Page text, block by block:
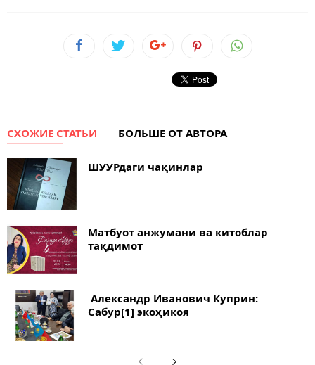
СХОЖИЕ СТАТЬИ БОЛЬШЕ ОТ АВТОРА
ШУУРдаги чақинлар
Матбуот анжумани ва китоблар
тақдимот
Александр Иванович Куприн:
Сабур[1] экоҳикоя